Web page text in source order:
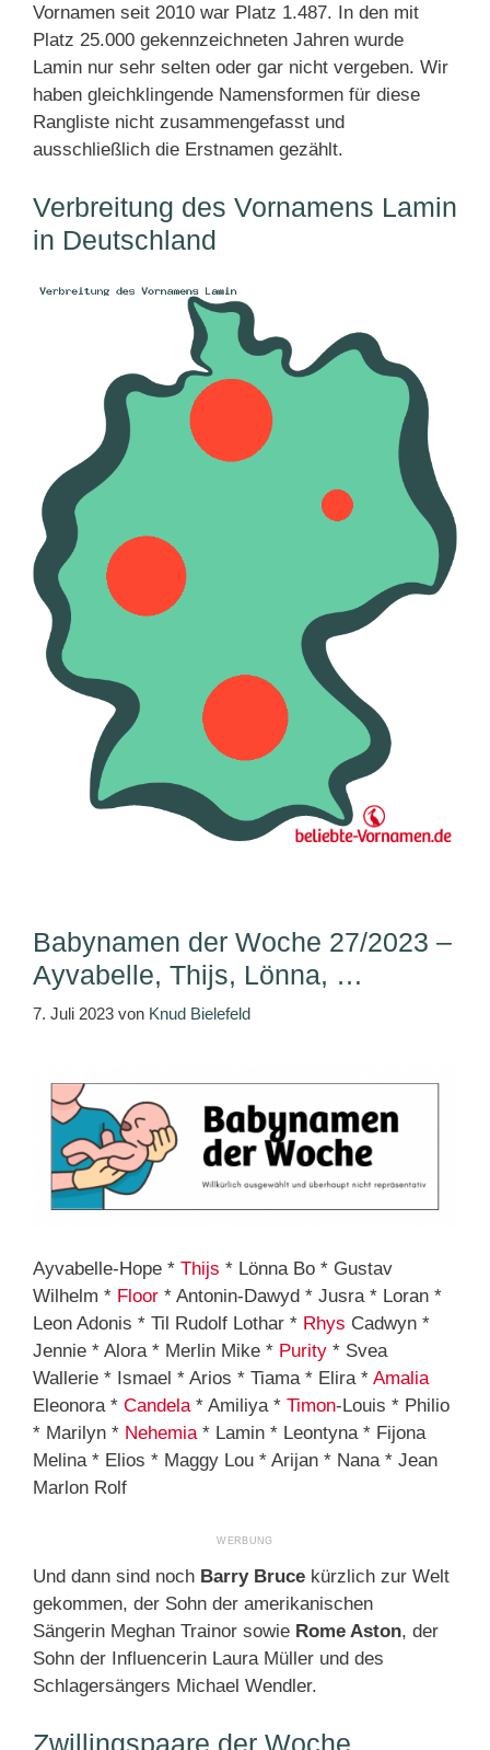
Vornamen seit 2010 war Platz 1.487. In den mit
Platz 25.000 gekennzeichneten Jahren wurde
Lamin nur sehr selten oder gar nicht vergeben. Wir
haben gleichklingende Namensformen für diese
Rangliste nicht zusammengefasst und
ausschließlich die Erstnamen gezählt.
Verbreitung des Vornamens Lamin
in Deutschland
Babynamen der Woche 27/2023 –
Ayvabelle, Thijs, Lönna, …
7. Juli 2023 von Knud Bielefeld
Ayvabelle-Hope * Thijs * Lönna Bo * Gustav
Wilhelm * Floor * Antonin-Dawyd * Jusra * Loran *
Leon Adonis * Til Rudolf Lothar * Rhys Cadwyn *
Jennie * Alora * Merlin Mike * Purity * Svea
Wallerie * Ismael * Arios * Tiama * Elira * Amalia
Eleonora * Candela* Amiliya * Timon-Louis * Philio
* Marilyn * Nehemia* Lamin * Leontyna * Fijona
Melina * Elios * Maggy Lou * Arijan * Nana * Jean
Marlon Rolf
Und dann sind noch Barry Bruce kürzlich zur Welt
gekommen, der Sohn der amerikanischen
Sängerin Meghan Trainor sowie Rome Aston, der
Sohn der Influencerin Laura Müller und des
Schlagersängers Michael Wendler.